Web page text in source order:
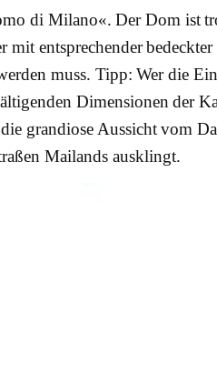
di Milano«. Der Dom ist
mit entsprechender
muss. Tipp: Wer die
Dimensionen der
grandiose Aussicht vom
Mailands ausklingt.